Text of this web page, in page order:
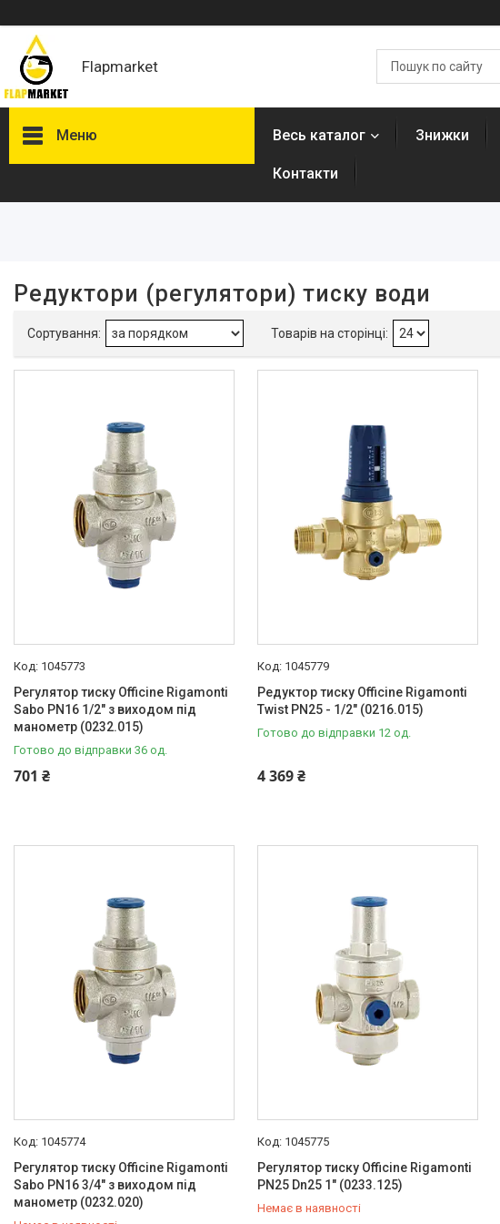
Flapmarket
Меню
Висота, см
В наявності 4
Karro 2
Officine Rigamonti
49.0 1
67.5 1
Ще 3
Матеріал корпусу
11
Робочі умови
Вода 12
Змішувачі
Гігієнічні душі
Душова програма
Душові трапи, дренажні
Весь каталог Знижки
Контакти
Редуктори (регулятори) тиску води
1045773
Регулятор тиску Officine Rigamonti
Sabo PN16 1/2" з виходом під
манометр (0232.015)
Готово до відправки 36 од.
701 ₴
1045779
Редуктор тиску Officine Rigamonti
Twist PN25 - 1/2" (0216.015)
Готово до відправки 12 од.
4 369 ₴
1045774
Регулятор тиску Officine Rigamonti
Sabo PN16 3/4" з виходом під
манометр (0232.020)
1045775
Регулятор тиску Officine Rigamonti
PN25 Dn25 1" (0233.125)
Немає в наявності